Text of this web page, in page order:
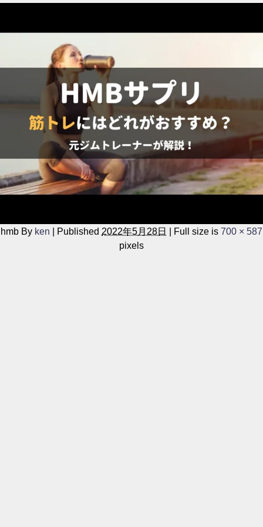
hmb By ken Published 2022年5月28日 Full size is 700 × 587
pixels